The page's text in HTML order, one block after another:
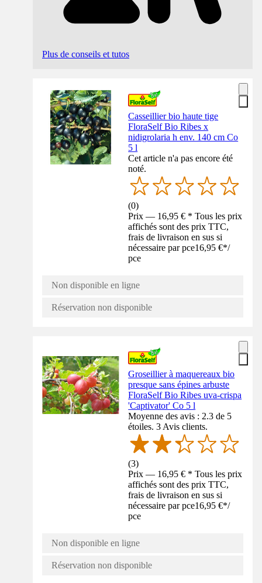
Plus de conseils et tutos
Casseillier bio haute tige
FloraSelf Bio Ribes x
nidigrolaria h env. 140 cm Co
5 l
Cet article n'a pas encore été
noté.
(0)
Prix — 16,95 € * Tous les prix
affichés sont des prix TTC,
frais de livraison en sus si
nécessaire par pce16,95 €*/
pce
Non disponible en ligne
Réservation non disponible
Groseillier à maquereaux bio
presque sans épines arbuste
FloraSelf Bio Ribes uva-crispa
'Captivator' Co 5 l
Moyenne des avis : 2.3 de 5
étoiles. 3 Avis clients.
(3)
Prix — 16,95 € * Tous les prix
affichés sont des prix TTC,
frais de livraison en sus si
nécessaire par pce16,95 €*/
pce
Non disponible en ligne
Réservation non disponible